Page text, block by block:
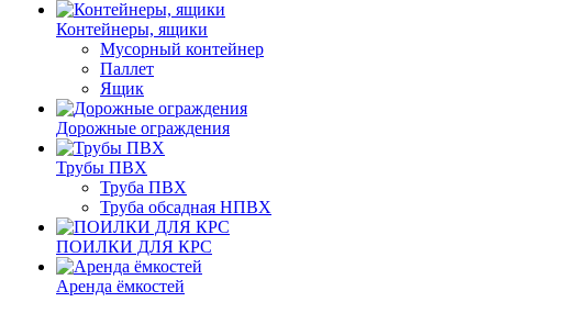
Контейнеры, ящики
Мусорный контейнер
Паллет
Ящик
Дорожные ограждения
Трубы ПВХ
Труба ПВХ
Труба обсадная НПВХ
ПОИЛКИ ДЛЯ КРС
Аренда ёмкостей